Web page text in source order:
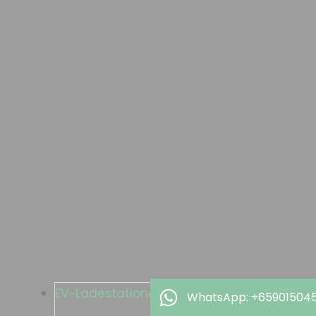
EV-Ladestationen WhatsApp: